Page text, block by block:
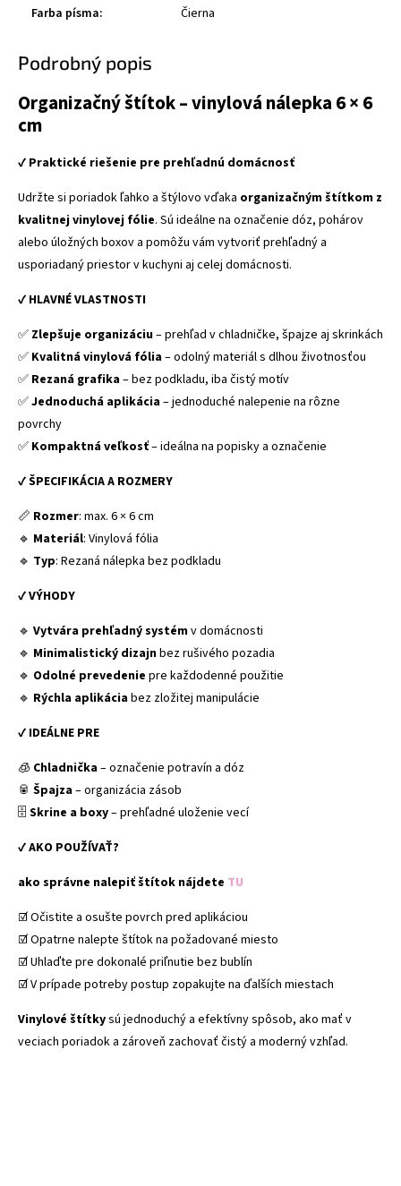
Farba písma: Čierna
Podrobný popis
Organizačný štítok – vinylová nálepka 6 × 6
cm
✔ Praktické riešenie pre prehľadnú domácnosť
Udržte si poriadok ľahko a štýlovo vďaka organizačným štítkom z
kvalitnej vinylovej fólie. Sú ideálne na označenie dóz, pohárov
alebo úložných boxov a pomôžu vám vytvoriť prehľadný a
usporiadaný priestor v kuchyni aj celej domácnosti.
✔ HLAVNÉ VLASTNOSTI
✅ Zlepšuje organizáciu– prehľad v chladničke, špajze aj skrinkách
✅ Kvalitná vinylová fólia– odolný materiál s dlhou životnosťou
✅ Rezaná grafika– bez podkladu, iba čistý motív
✅Jednoduchá aplikácia– jednoduché nalepenie na rôzne
povrchy
✅ Kompaktná veľkosť– ideálna na popisky a označenie
✔ŠPECIFIKÁCIA A ROZMERY
📏 Rozmer: max. 6 × 6 cm
🔹 Materiál: Vinylová fólia
🔹 Typ: Rezaná nálepka bez podkladu
✔VÝHODY
🔹 Vytvára prehľadný systémv domácnosti
🔹 Minimalistický dizajnbez rušivého pozadia
🔹 Odolné prevedenie pre každodenné použitie
🔹 Rýchla aplikáciabez zložitej manipulácie
✔ IDEÁLNE PRE
🧊 Chladnička– označenie potravín a dóz
🥫 Špajza– organizácia zásob
🗄 Skrine a boxy– prehľadné uloženie vecí
✔AKO POUŽÍVAŤ?
ako správne nalepiť štítok nájdete TU
☑️ Očistite a osušte povrch pred aplikáciou
☑️ Opatrne nalepte štítok na požadované miesto
☑️ Uhlaďte pre dokonalé priľnutie bez bublín
☑️ V prípade potreby postup zopakujte na ďalších miestach
Vinylové štítkysú jednoduchý a efektívny spôsob, ako mať v
veciach poriadok a zároveň zachovať čistý a moderný vzhľad.